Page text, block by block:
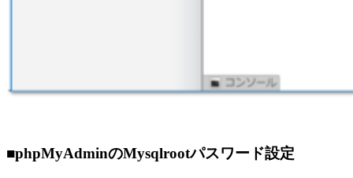
■phpMyAdminのMysqlrootパスワード設定